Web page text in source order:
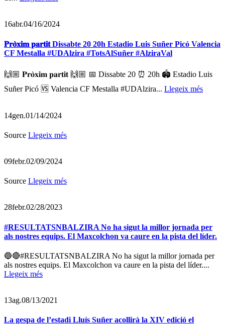
16abr.04/16/2024
𝐏𝐫𝐨̀𝐱𝐢𝐦 𝐩𝐚𝐫𝐭𝐢𝐭 Dissabte 20 20h Estadio Luis Suñer Picó Valencia
CF Mestalla #UDAlzira #TotsAlSuñer #AlziraVal
🙌🏼 𝐏𝐫𝐨̀𝐱𝐢𝐦 𝐩𝐚𝐫𝐭𝐢𝐭 🙌🏼 📅 Dissabte 20 ⏰ 20h 🏟️ Estadio Luis
Suñer Picó 🆚 Valencia CF Mestalla #UDAlzira... Llegeix més
14gen.01/14/2024
Source Llegeix més
09febr.02/09/2024
Source Llegeix més
28febr.02/28/2023
#RESULTATSNBALZIRA No ha sigut la millor jornada per
als nostres equips. El Maxcolchon va caure en la pista del líder.
🔵🔴#RESULTATSNBALZIRA No ha sigut la millor jornada per
als nostres equips. El Maxcolchon va caure en la pista del líder....
Llegeix més
13ag.08/13/2021
La gespa de l’estadi Lluís Suñer acollirà la XIV edició el